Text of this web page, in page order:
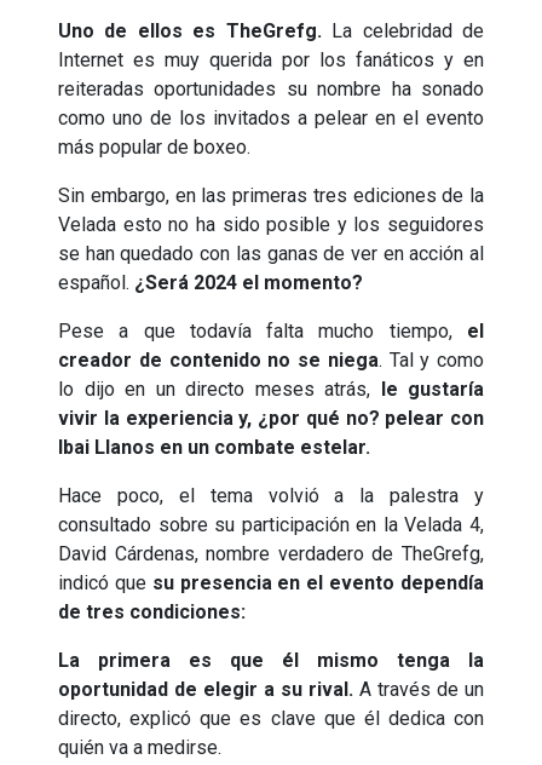
Uno de ellos es TheGrefg.La celebridad de
Internet es muy querida por los fanáticos y en
reiteradas oportunidades su nombre ha sonado
como uno de los invitados a pelear en el evento
más popular de boxeo.
Sin embargo, en las primeras tres ediciones de la
Velada esto no ha sido posible y los seguidores
se han quedado con las ganas de ver en acción al
español. ¿Será 2024 el momento?
Pese a que todavía falta mucho tiempo,el
creador de contenido no se niega. Tal y como
lo dijo en un directo meses atrás,
le gustaría
vivir la experiencia y, ¿por qué no? pelear con
Ibai Llanos en un combate estelar.
Hace poco, el tema volvió a la palestra y
consultado sobre su participación en la Velada 4,
David Cárdenas, nombre verdadero de TheGrefg,
indicó quesu presencia en el evento dependía
de tres condiciones:
La primera es que él mismo tenga la
oportunidad de elegir a su rival. A través de un
directo, explicó que es clave que él dedica con
quién va a medirse.